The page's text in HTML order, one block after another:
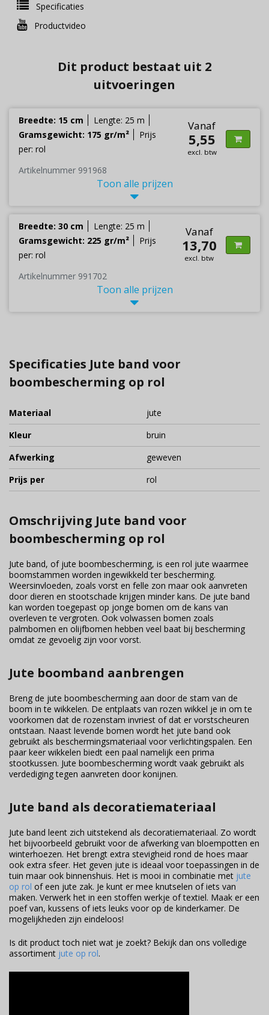
Specificaties
Productvideo
Dit product bestaat uit 2
uitvoeringen
Breedte: 15 cm
Lengte: 25 m
Gramsgewicht: 175 gr/m²
Prijs
per: rol
Vanaf
5,55
excl. btw
Artikelnummer 991968
Toon alle prijzen
Breedte: 30 cm
Lengte: 25 m
Gramsgewicht: 225 gr/m²
Prijs
per: rol
Vanaf
13,70
excl. btw
Artikelnummer 991702
Toon alle prijzen
Specificaties Jute band voor
boombescherming op rol
Materiaal
jute
Kleur
bruin
Afwerking
geweven
Prijs per
rol
Omschrijving Jute band voor
boombescherming op rol
Jute band, of jute boombescherming, is een rol jute waarmee
boomstammen worden ingewikkeld ter bescherming.
Weersinvloeden, zoals vorst en felle zon maar ook aanvreten
door dieren en stootschade krijgen minder kans. De jute band
kan worden toegepast op jonge bomen om de kans van
overleven te vergroten. Ook volwassen bomen zoals
palmbomen en olijfbomen hebben veel baat bij bescherming
omdat ze gevoelig zijn voor vorst.
Jute boomband aanbrengen
Breng de jute boombescherming aan door de stam van de
boom in te wikkelen. De entplaats van rozen wikkel je in om te
voorkomen dat de rozenstam invriest of dat er vorstscheuren
ontstaan. Naast levende bomen wordt het jute band ook
gebruikt als beschermingsmateriaal voor verlichtingspalen. Een
paar keer wikkelen biedt een paal namelijk een prima
stootkussen. Jute boombescherming wordt vaak gebruikt als
verdediging tegen aanvreten door konijnen.
Jute band als decoratiemateriaal
Jute band leent zich uitstekend als decoratiemateriaal. Zo wordt
het bijvoorbeeld gebruikt voor de afwerking van bloempotten en
winterhoezen. Het brengt extra stevigheid rond de hoes maar
ook extra sfeer. Het geven jute is ideaal voor toepassingen in de
tuin maar ook binnenshuis. Het is mooi in combinatie met jute
op rol of een jute zak. Je kunt er mee knutselen of iets van
maken. Verwerk het in een stoffen werkje of textiel. Maak er een
poef van, kussens of iets leuks voor op de kinderkamer. De
mogelijkheden zijn eindeloos!
Is dit product toch niet wat je zoekt? Bekijk dan ons volledige
assortiment jute op rol.